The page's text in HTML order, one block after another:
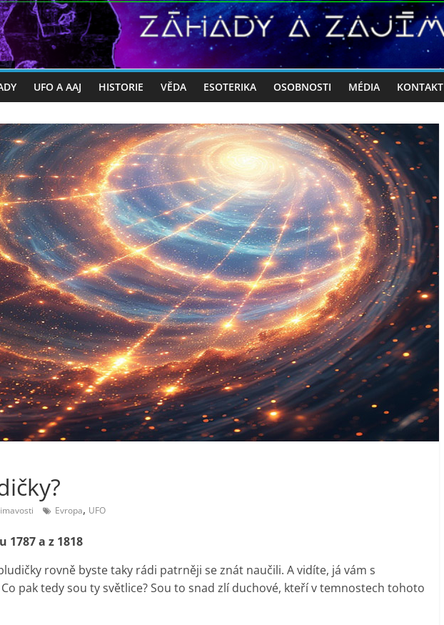
UFO A AAJ HISTORIE VĚDA ESOTERIKA OSOBNOSTI MÉDIA KONTAKT
Evropa, UFO
1787 a z 1818
rovně byste taky rádi patrněji se znát naučili. A vidíte, já vám s
pak tedy sou ty světlice? Sou to snad zlí duchové, kteří v temnostech tohoto